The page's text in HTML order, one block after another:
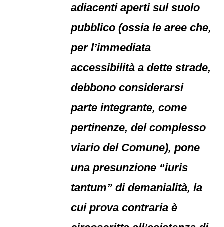
adiacenti aperti sul suolo
pubblico (ossia le aree che,
per l’immediata
accessibilità a dette strade,
debbono considerarsi
parte integrante, come
pertinenze, del complesso
viario del Comune), pone
una presunzione “iuris
tantum” di demanialità, la
cui prova contraria è